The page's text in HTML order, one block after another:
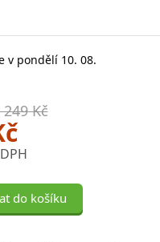
v pondělí 10. 08.
Kč
do košíku